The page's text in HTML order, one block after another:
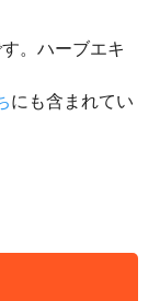
。ハーブエキ
にも含まれてい